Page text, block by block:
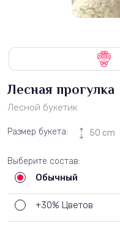
Лесная прогулка
Лесной букетик
Размер букета: 50 cm
Выберите состав:
Обычный
+30% Цветов